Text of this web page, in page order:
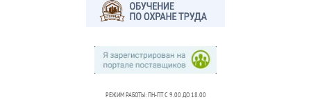
РЕЖИМ РАБОТЫ: ПН-ПТ C 9.00 ДО 18.00